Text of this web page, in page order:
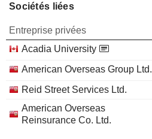
Sociétés liées
Entreprise privées
Acadia University
American Overseas Group Ltd.
Reid Street Services Ltd.
American Overseas
Reinsurance Co. Ltd.